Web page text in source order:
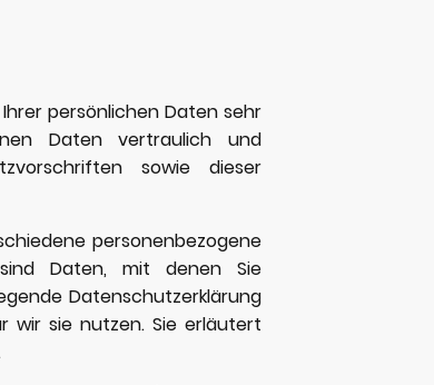
persönlichen Daten sehr
Daten vertraulich und
sowie dieser
personenbezogene
Daten, mit denen Sie
Datenschutzerklärung
wir sie nutzen. Sie erläutert